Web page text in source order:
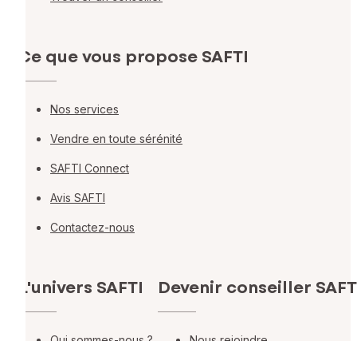
Ce que vous propose SAFTI
Nos services
Vendre en toute sérénité
SAFTI Connect
Avis SAFTI
Contactez-nous
L'univers SAFTI Devenir conseiller